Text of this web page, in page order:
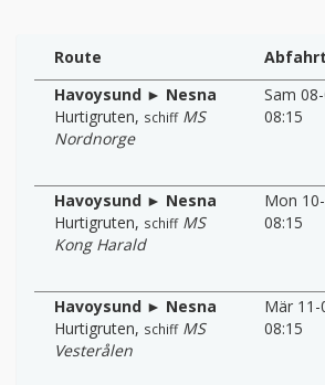
Route
Havoysund ► Nesna
Hurtigruten, schiff MS
Nordnorge
Sam
08:15
Havoysund ► Nesna
Hurtigruten, schiff MS
Kong Harald
Mon
08:15
Havoysund ► Nesna
Hurtigruten, schiff MS
Vesterålen
Mär 11-
08:15